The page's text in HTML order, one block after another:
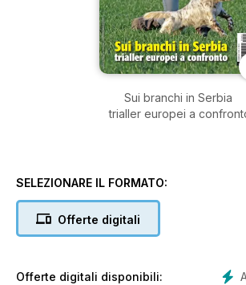
Sui branchi in Serbia
trialler europei a
SELEZIONARE IL FORMATO:
Offerte digitali
Offerte digitali disponibili: